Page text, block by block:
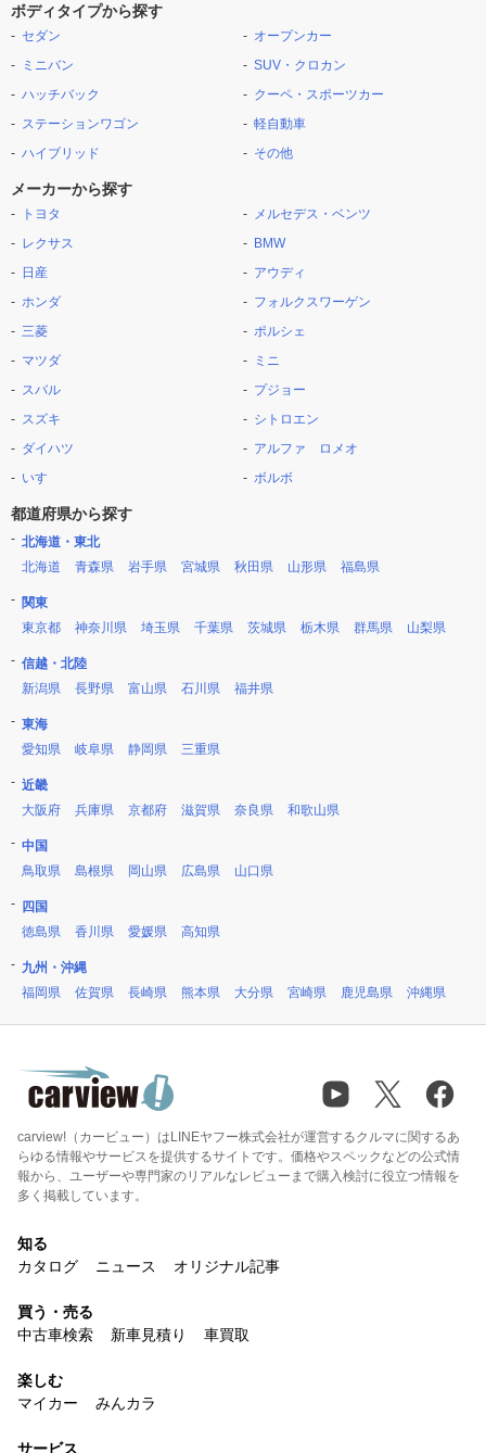
ボディタイプから探す
セダン
ミニバン
ハッチバック
ステーションワゴン
ハイブリッド
オープンカー
SUV・クロカン
クーペ・スポーツカー
軽自動車
その他
メーカーから探す
トヨタ
レクサス
日産
ホンダ
三菱
マツダ
スバル
スズキ
ダイハツ
いすゞ
メルセデス・ベンツ
BMW
アウディ
フォルクスワーゲン
ポルシェ
ミニ
プジョー
シトロエン
アルファ ロメオ
ボルボ
都道府県から探す
北海道・東北
北海道
青森県 岩手県 宮城県 秋田県 山形県 福島県
関東
東京都
神奈川県 埼玉県 千葉県 茨城県 栃木県 群馬県 山梨県
信越・北陸
新潟県
長野県 富山県 石川県 福井県
東海
愛知県
岐阜県 静岡県 三重県
近畿
大阪府
兵庫県 京都府 滋賀県 奈良県 和歌山県
中国
鳥取県
島根県 岡山県 広島県 山口県
四国
徳島県
香川県 愛媛県 高知県
九州・沖縄
福岡県
佐賀県 長崎県 熊本県 大分県 宮崎県 鹿児島県 沖縄県
carview!（カービュー）はLINEヤフー株式会社が運営するクルマに関するあ
らゆる情報やサービスを提供するサイトです。価格やスペックなどの公式情
報から、ユーザーや専門家のリアルなレビューまで購入検討に役立つ情報を
多く掲載しています。
知る
カタログ
ニュース オリジナル記事
買う・売る
中古車検索
新車見積り 車買取
楽しむ
マイカー
みんカラ
サービス